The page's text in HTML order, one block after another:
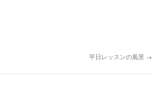
平日レッスンの風景 →